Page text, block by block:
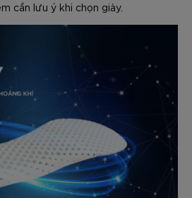
cần lưu ý khi chọn giày.